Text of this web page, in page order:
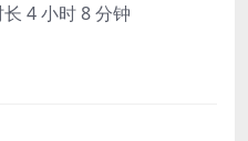
4 小时 8 分钟